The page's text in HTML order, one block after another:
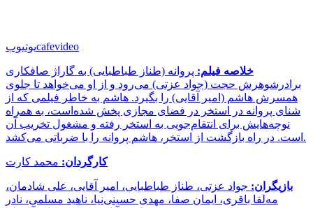
یوتیوبcafevideo
خلاصه فیلم: پروانه (طناز طباطبایی) به گاراژ صافکاری
برادرشوهرش حجت (جواد عزتی) می‌رود و از او می‌خواهد تا جلوی
همسرش هاشم (امیر آقایی) را بگیرد. هاشم به خاطر فیلمی که از
شنای پروانه در استخر در فضای مجازی پخش شده‌است، به همراه
نوچه‌هایش برای انتقام‌جویی به استخر رفته و مشغول تخریب آن
است. در راه بازگشت از استخر، هاشم پروانه را با ضرباتی می‌کشد.
کارگردان: محمد کارت
بازیگران: جواد عزتی، طناز طباطبایی، امیر آقایی، علی شادمان،
مه‌لقا باقری، ایمان صفا، مهدی حسینی‌نیا، ناهید مسلمی، نادر